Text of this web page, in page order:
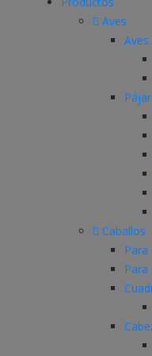
Aves
Aves
Caballos
Para
Para